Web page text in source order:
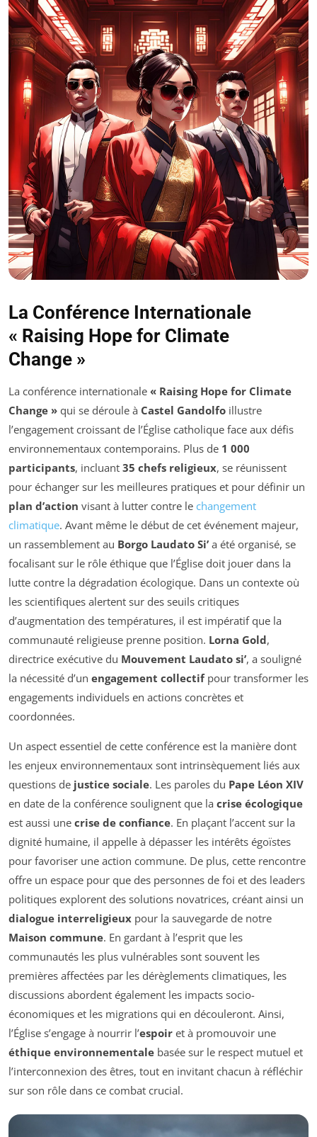
La Conférence Internationale
« Raising Hope for Climate
Change »
La conférence internationale « Raising Hope for Climate
Change » qui se déroule à Castel Gandolfo illustre
l’engagement croissant de l’Église catholique face aux défis
environnementaux contemporains. Plus de 1 000
participants, incluant 35 chefs religieux, se réunissent
pour échanger sur les meilleures pratiques et pour définir un
plan d’action visant à lutter contre le changement
climatique. Avant même le début de cet événement majeur,
un rassemblement au Borgo Laudato Si’ a été organisé, se
focalisant sur le rôle éthique que l’Église doit jouer dans la
lutte contre la dégradation écologique. Dans un contexte où
les scientifiques alertent sur des seuils critiques
d’augmentation des températures, il est impératif que la
communauté religieuse prenne position. Lorna Gold,
directrice exécutive du Mouvement Laudato si’, a souligné
la nécessité d’un engagement collectifpour transformer les
engagements individuels en actions concrètes et
coordonnées.
Un aspect essentiel de cette conférence est la manière dont
les enjeux environnementaux sont intrinsèquement liés aux
questions de justice sociale. Les paroles du Pape Léon XIV
en date de la conférence soulignent que la crise écologique
est aussi une crise de confiance. En plaçant l’accent sur la
dignité humaine, il appelle à dépasser les intérêts égoïstes
pour favoriser une action commune. De plus, cette rencontre
offre un espace pour que des personnes de foi et des leaders
politiques explorent des solutions novatrices, créant ainsi un
dialogue interreligieux pour la sauvegarde de notre
Maison commune. En gardant à l’esprit que les
communautés les plus vulnérables sont souvent les
premières affectées par les dérèglements climatiques, les
discussions abordent également les impacts socio-
économiques et les migrations qui en découleront. Ainsi,
l’Église s’engage à nourrir l’espoir et à promouvoir une
éthique environnementale basée sur le respect mutuel et
l’interconnexion des êtres, tout en invitant chacun à réfléchir
sur son rôle dans ce combat crucial.